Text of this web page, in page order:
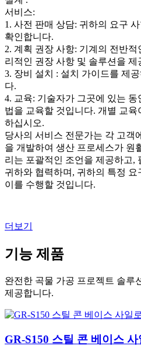
서비스:
1. 사전 판매 상담: 귀하의 요구
확인합니다.
2. 계획 권장 사항: 기계의 전반
리적인 권장 사항 및 솔루션을 제
3. 장비 설치 : 설치 가이드를 제
다.
4. 교육: 기술자가 그곳에 있는
법을 교육할 것입니다. 개별 교육
하십시오.
당사의 서비스 전문가는 각 고객
을 개발하여 생산 프로세스가 원
리는 포괄적인 조언을 제공하고,
귀하와 협력하며, 귀하의 특정
이를 수행할 것입니다.
더보기
기능 제품
완전한 곡물 가공 프로젝트 솔루
제공합니다.
GR-S150 스틸 콘 베이스 사